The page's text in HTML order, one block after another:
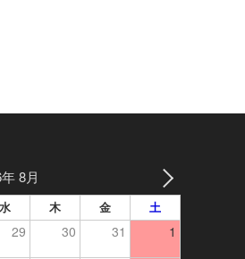
8月
水 木 金 土
29 30 31 1